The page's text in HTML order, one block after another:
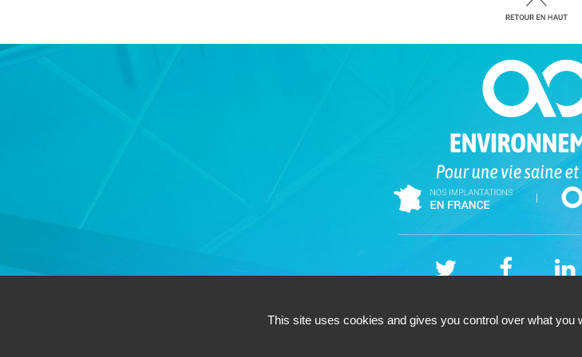
AC ENVIRONNEMENT (ALBI) - Cabinet franchise
Tél. 06-28-59-58-84 - Votre cabinet de
This site uses cookies and gives you control over what you